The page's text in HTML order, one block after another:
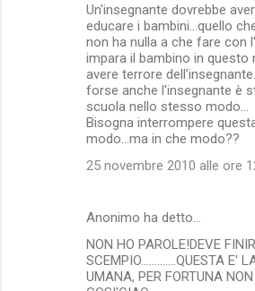
Un'insegnante dovrebbe
educare i bambini...quello
non ha nulla a che fare con
impara il bambino in questo
avere terrore
forse anche l'insegnante è
scuola nello stesso modo...
Bisogna interrompere
modo...ma in che modo??
25 novembre 2010 alle ore
Anonimo ha detto…
NON HO PAROLE!DEVE
SCEMPIO.............QUESTA E'
UMANA, PER FORTUNA